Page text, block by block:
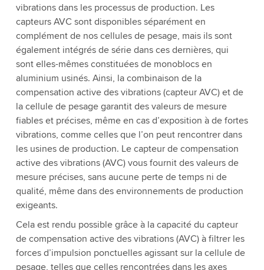
vibrations dans les processus de production. Les
capteurs AVC sont disponibles séparément en
complément de nos cellules de pesage, mais ils sont
également intégrés de série dans ces dernières, qui
sont elles-mêmes constituées de monoblocs en
aluminium usinés. Ainsi, la combinaison de la
compensation active des vibrations (capteur AVC) et de
la cellule de pesage garantit des valeurs de mesure
fiables et précises, même en cas d’exposition à de fortes
vibrations, comme celles que l’on peut rencontrer dans
les usines de production. Le capteur de compensation
active des vibrations (AVC) vous fournit des valeurs de
mesure précises, sans aucune perte de temps ni de
qualité, même dans des environnements de production
exigeants.
Cela est rendu possible grâce à la capacité du capteur
de compensation active des vibrations (AVC) à filtrer les
forces d’impulsion ponctuelles agissant sur la cellule de
pesage, telles que celles rencontrées dans les axes